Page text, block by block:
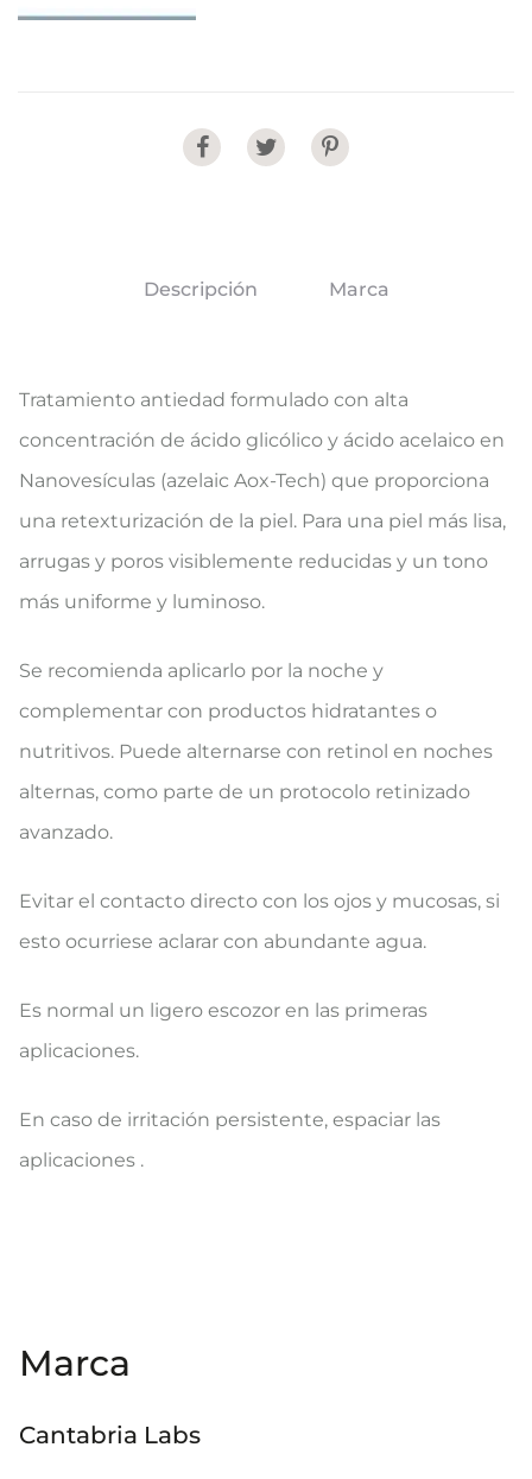
Share
Descripción Marca
Tratamiento antiedad formulado con alta
concentración de ácido glicólico y ácido acelaico en
Nanovesículas (azelaic Aox-Tech) que proporciona
una retexturización de la piel. Para una piel más lisa,
arrugas y poros visiblemente reducidas y un tono
más uniforme y luminoso.
Se recomienda aplicarlo por la noche y
complementar con productos hidratantes o
nutritivos. Puede alternarse con retinol en noches
alternas, como parte de un protocolo retinizado
avanzado.
Evitar el contacto directo con los ojos y mucosas, si
esto ocurriese aclarar con abundante agua.
Es normal un ligero escozor en las primeras
aplicaciones.
En caso de irritación persistente, espaciar las
aplicaciones .
Marca
Cantabria Labs